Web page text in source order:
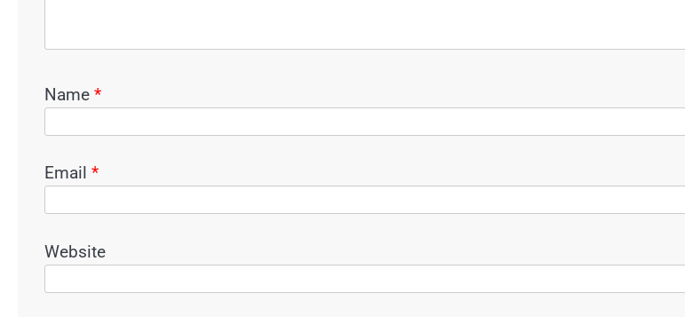
Name *
Email *
Website